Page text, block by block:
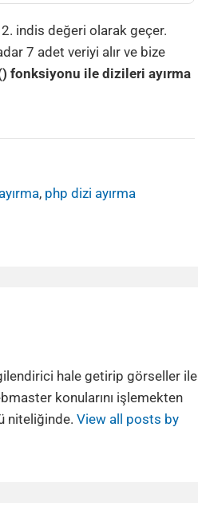
indis değeri olarak geçer.
7 adet veriyi alır ve bize
fonksiyonu ile dizileri ayırma
, php dizi ayırma
hale getirip görseller ile
konularını işlemekten
niteliğinde.View all posts by